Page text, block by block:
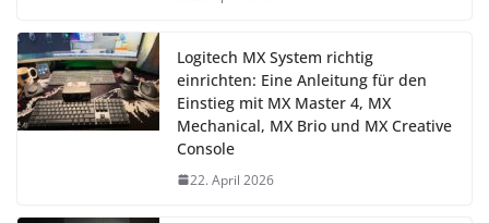
Logitech MX System richtig
einrichten: Eine Anleitung für den
Einstieg mit MX Master 4, MX
Mechanical, MX Brio und MX Creative
Console
22. April 2026